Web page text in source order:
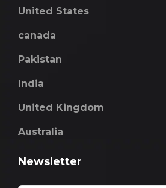
United States
canada
Pakistan
India
United Kingdom
Australia
Newsletter